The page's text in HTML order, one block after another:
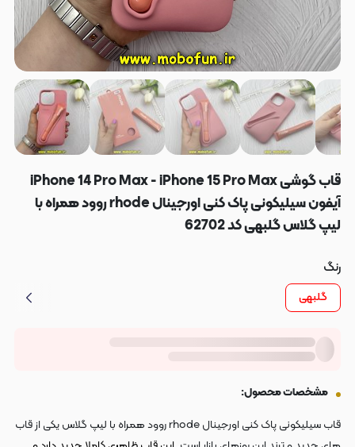
قاب گوشی iPhone 14 Pro Max - iPhone 15 Pro Max
آیفون سیلیکونی پاک کنی اورجینال rhode روود همراه با
لیپ گلاس گلبهی کد 62702
رنگ
گلبهی
مشخصات محصول:
قاب سیلیکونی پاک کنی اورجینال rhode روود همراه با لیپ گلاس یکی از قاب